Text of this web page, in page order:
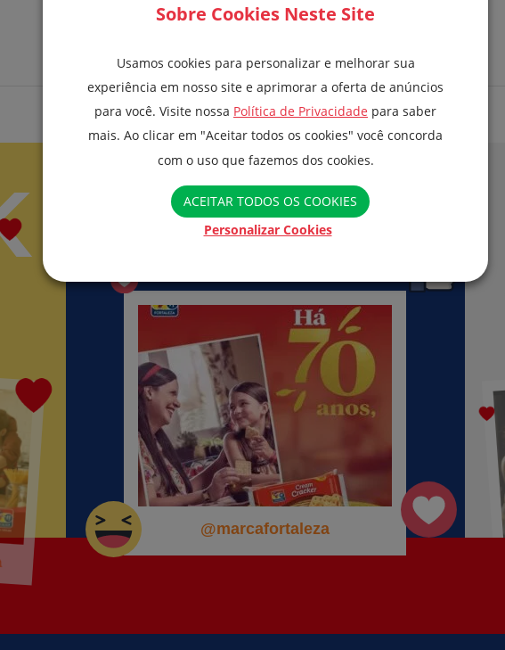
POR PORÇÃO
390K
@marcafortaleza
Sobre Cookies Neste Site
Usamos cookies para personalizar e melhorar sua
experiência em nosso site e aprimorar a oferta de anúncios
para você. Visite nossa Política de Privacidade para saber
mais. Ao clicar em "Aceitar todos os cookies" você concorda
com o uso que fazemos dos cookies.
ACEITAR TODOS OS COOKIES
Personalizar Cookies